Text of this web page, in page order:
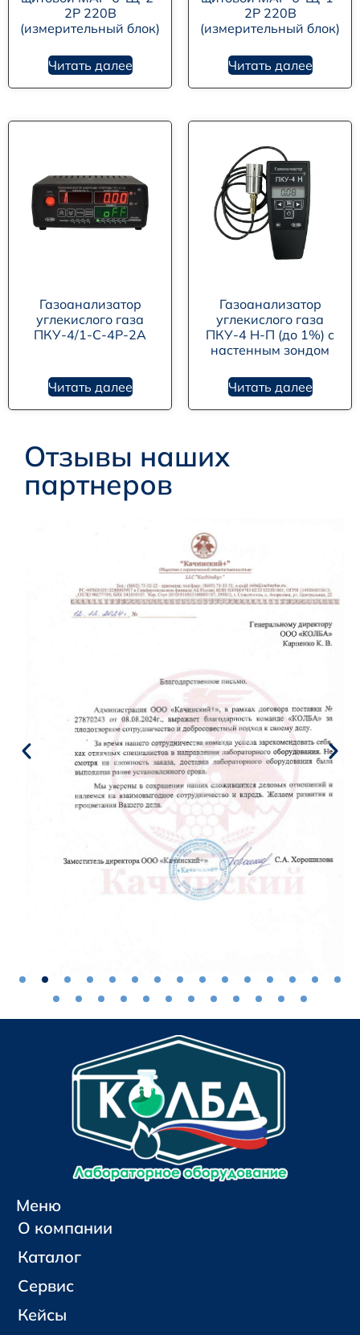
2Р 220В
(измерительный блок)
Читать далее
2Р 220В
(измерительный блок)
Читать далее
Газоанализатор
углекислого газа
ПКУ-4/1-С-4Р-2А
Читать далее
Газоанализатор
углекислого газа
ПКУ-4 Н-П (до 1%) с
настенным зондом
Читать далее
Отзывы наших
партнеров
Меню
О компании
Каталог
Сервис
Кейсы